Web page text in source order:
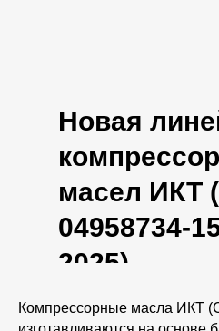
Новая
масел ИКТ
04958734-
2025)
Компрессорные масла ИКТ